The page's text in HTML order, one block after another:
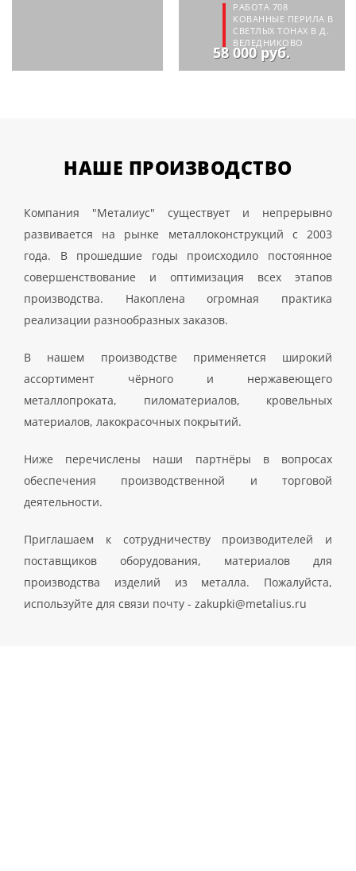
РАБОТА 708
КОВАННЫЕ ПЕРИЛА В
СВЕТЛЫХ ТОНАХ В Д.
ВЕЛЕДНИКОВО
58 000 руб.
НАШЕ ПРОИЗВОДСТВО
Компания "Металиус" существует и непрерывно
развивается на рынке металлоконструкций с 2003
года. В прошедшие годы происходило постоянное
совершенствование и оптимизация всех этапов
производства. Накоплена огромная практика
реализации разнообразных заказов.
В нашем производстве применяется широкий
ассортимент чёрного и нержавеющего
металлопроката, пиломатериалов, кровельных
материалов, лакокрасочных покрытий.
Ниже перечислены наши партнёры в вопросах
обеспечения производственной и торговой
деятельности.
Приглашаем к сотрудничеству производителей и
поставщиков оборудования, материалов для
производства изделий из металла. Пожалуйста,
используйте для связи почту - zakupki@metalius.ru